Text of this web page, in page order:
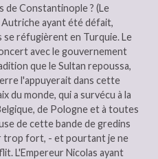
de Constantinople ? (Le
ayant été défait,
réfugièrent en Turquie. Le
avec le gouvernement
que le Sultan repoussa,
l'appuyerait dans cette
du monde, qui a survécu à la
de Pologne et à toutes
de cette bande de gredins
trop fort, - et pourtant je ne
L'Empereur Nicolas ayant